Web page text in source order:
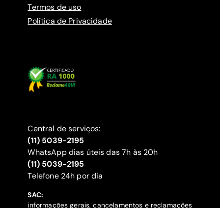
Termos de uso
Política de Privacidade
Central de serviços:
(11) 5039-2195
WhatsApp dias úteis das 7h às 20h
(11) 5039-2195
‍Telefone 24h por dia
SAC:
informações gerais, cancelamentos e reclamações